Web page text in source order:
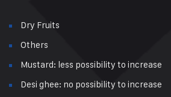
Dry Fruits
Others
Mustard: less possibility to increase
Desi ghee: no possibility to increase